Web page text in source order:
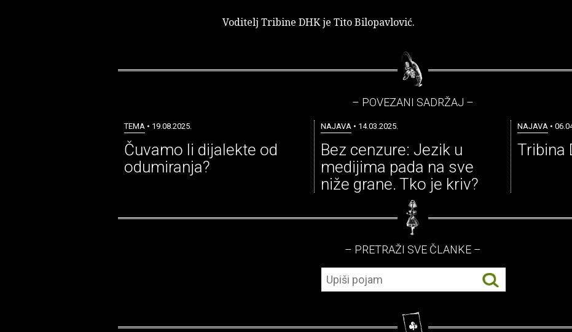
Voditelj Tribine DHK je Tito Bilopavlović.
– POVEZANI SADRŽAJ –
TEMA • 19.08.2025.
Čuvamo li dijalekte od
odumiranja?
NAJAVA • 14.03.2025.
Bez cenzure: Jezik u
medijima pada na sve
niže grane. Tko je kriv?
NAJAVA •
Tribina
– PRETRAŽI SVE ČLANKE –